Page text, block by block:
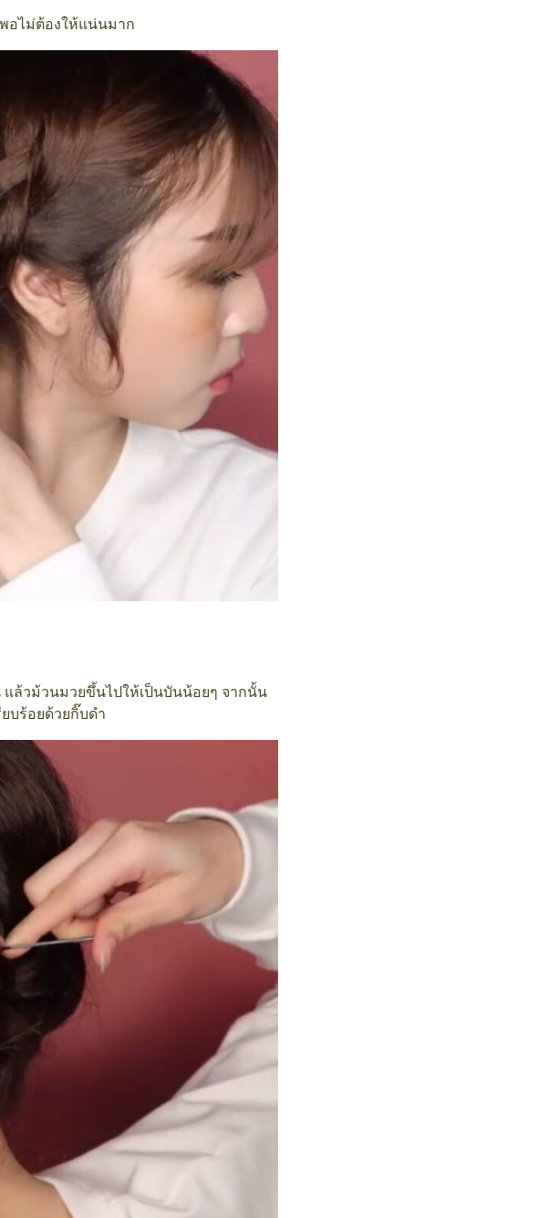
อไม่ต้องให้แน่นมาก
แล้วม้วนมวยขึ้นไปให้เป็นบันน้อยๆ จากนั้น
บร้อยด้วยกิ๊บดำ